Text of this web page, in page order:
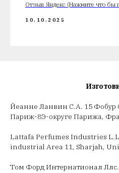
Отзыв Яндекс (Нажмите что бы
10.10.2025
Йеанне Ланвин С.А. 15 Фобур
Париж-8Э-округе Парижа,
Lattafa Perfumes Industries
industrial Area 11, Sharjah,
Том Форд Интернатионал